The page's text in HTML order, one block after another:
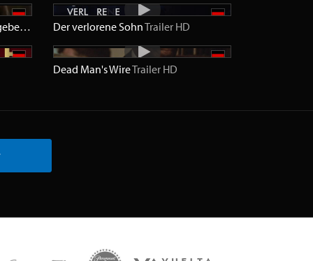
Amish Grace - Wie auch wir vergebenTrailerSD
Der verlorene SohnTrailer HD
Dead Man's WireTrailer HD